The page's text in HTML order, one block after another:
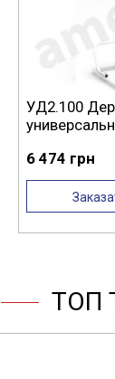
УД2.100
6 474 грн
ТОП